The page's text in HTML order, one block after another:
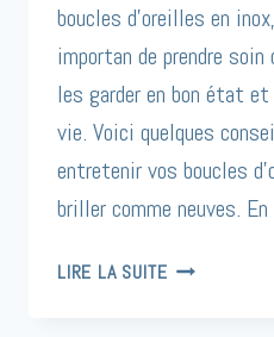
boucles d’oreilles en
importan de prendre
les garder en bon état et
vie. Voici quelques
entretenir vos boucles
briller comme neuves.
LIRE LA SUITECOMMENT